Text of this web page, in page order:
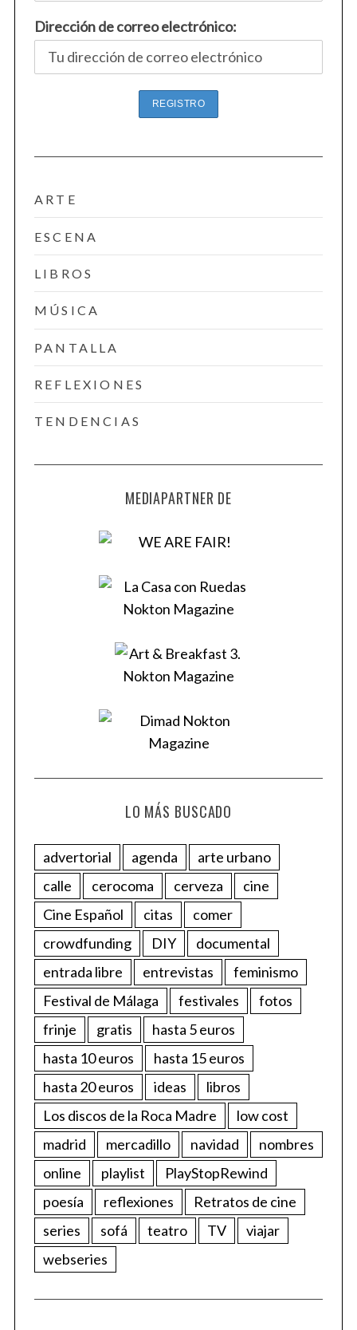
Dirección de correo electrónico:
ARTE
ESCENA
LIBROS
MÚSICA
PANTALLA
REFLEXIONES
TENDENCIAS
MEDIAPARTNER DE
LO MÁS BUSCADO
advertorial agenda
arte urbano
calle
cerocoma cerveza
cine
Cine Español
citas
comer
crowdfunding
DIY
documental
entrada libre
entrevistas
feminismo
Festival de Málaga
festivales
fotos
frinje
gratis
hasta 5 euros
hasta 10 euros
hasta 15 euros
hasta 20 euros
ideas
libros
Los discos de la Roca Madre
low cost
madrid
mercadillo navidad
nombres
online
playlist
PlayStopRewind
poesía
reflexiones
Retratos de cine
series
sofá teatro TV
viajar
webseries